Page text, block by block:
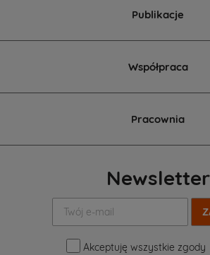
Publikacje
Współpraca
Pracownia
Newsletter
mail:
Akceptuję wszystkie zgody